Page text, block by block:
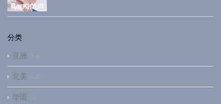
分类
亚洲 53
北美 425
华语 1